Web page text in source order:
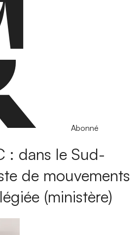
Abonné
: dans le Sud-
de mouvements
(ministère)